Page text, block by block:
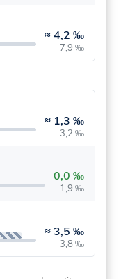
≈4,2 ‰
7,9 ‰
≈ 1,3 ‰
3,2 ‰
0,0 ‰
1,9 ‰
≈ 3,5 ‰
3,8 ‰